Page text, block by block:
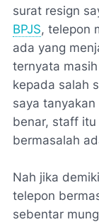
surat resign
BPJS, telepon
ada yang
ternyata
kepada salah
saya
benar, staff
bermasalah
Nah jika
telepon
sebentar